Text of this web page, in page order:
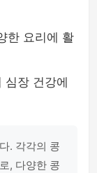
한 요리에 활
장 건강에
. 각각의 콩
, 다양한 콩